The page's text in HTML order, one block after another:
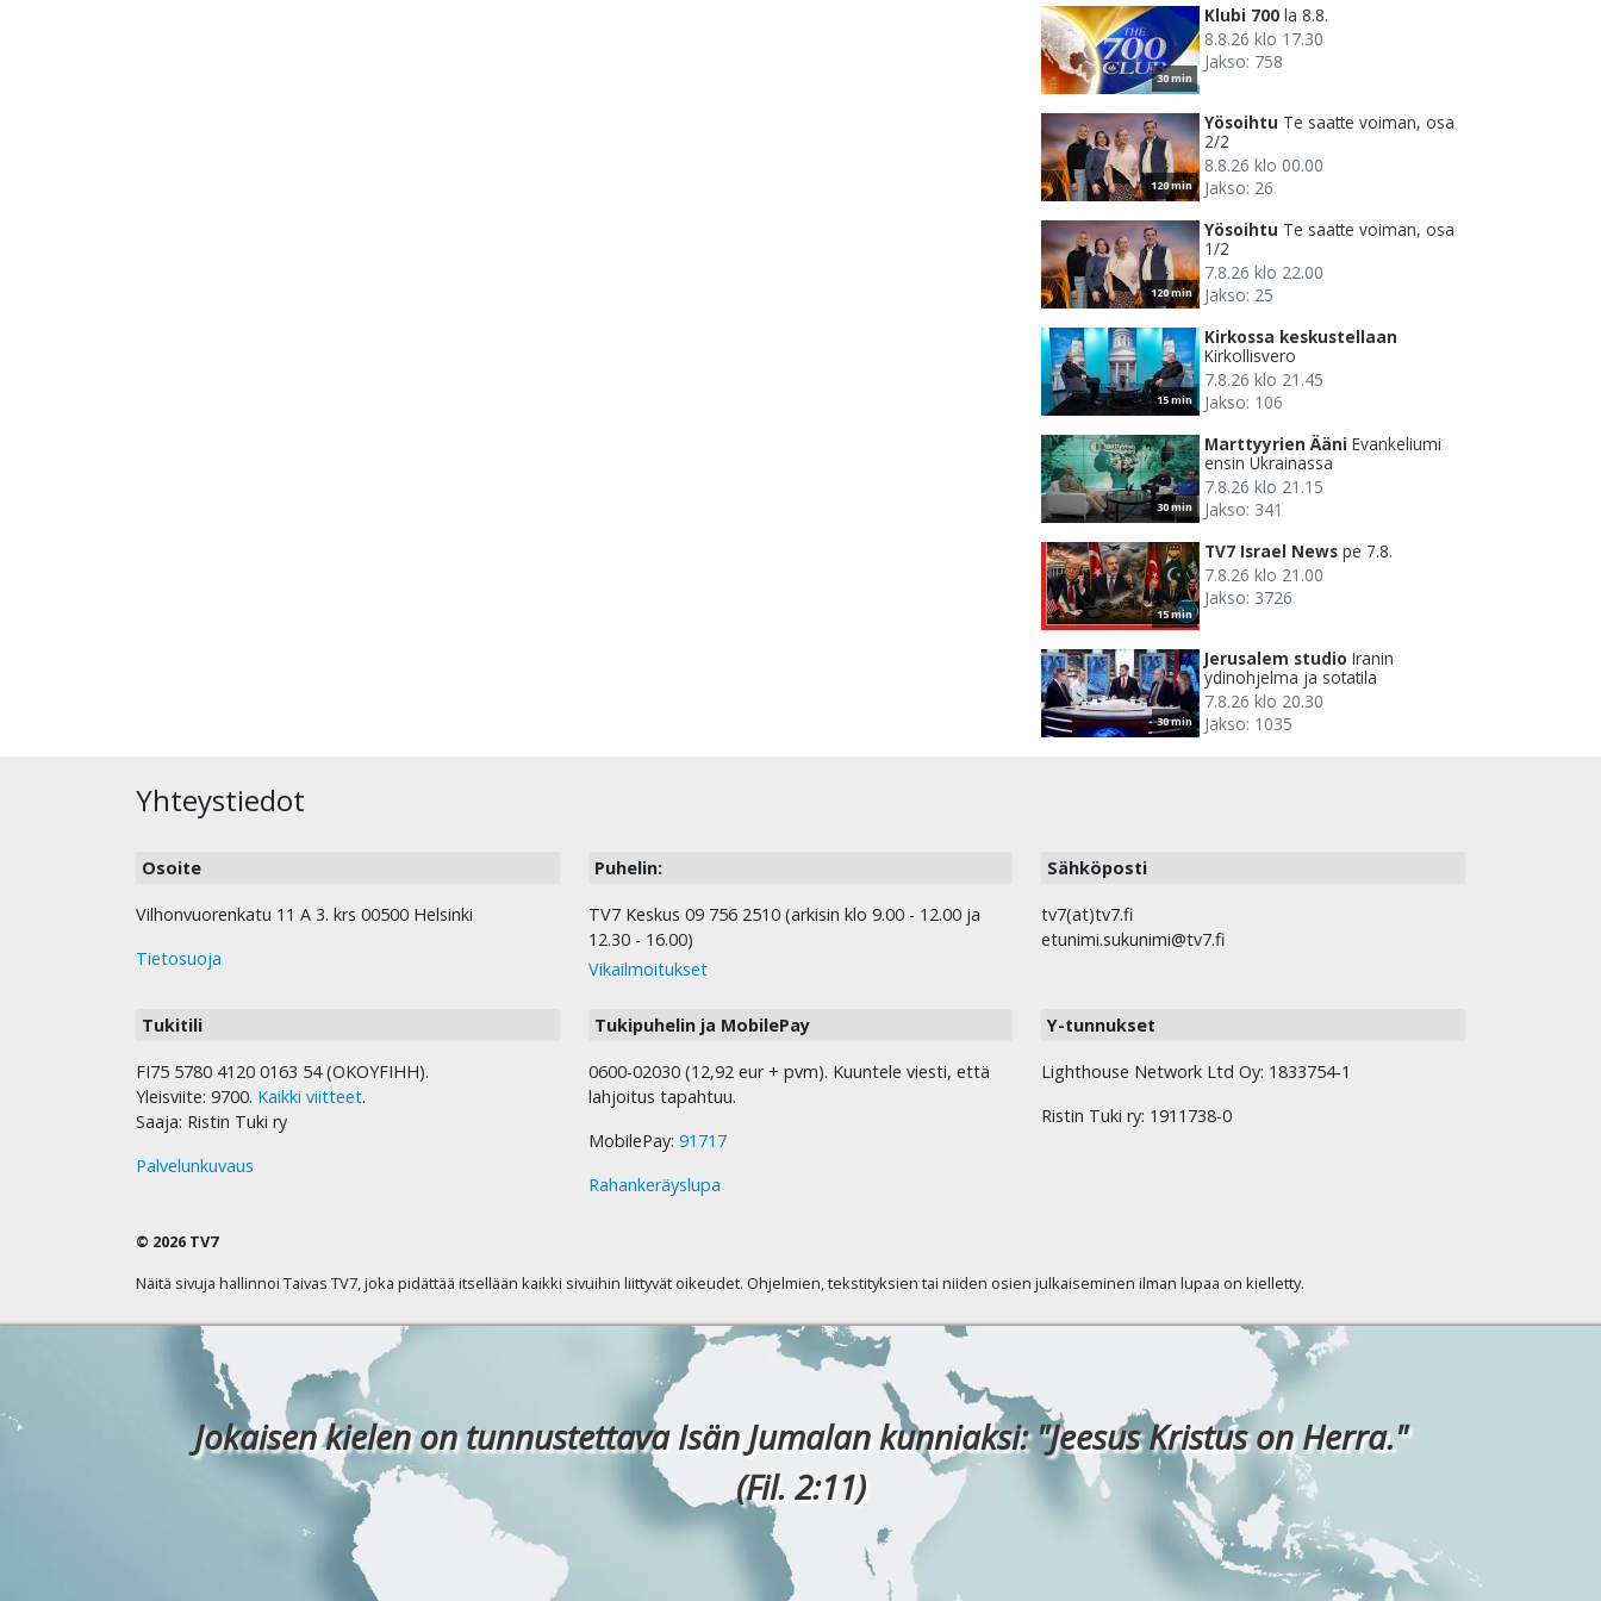
30 min
Klubi 700 la 8.8.
8.8.26 klo 17.30
Jakso: 758
120 min
Yösoihtu Te saatte voiman, osa
2/2
8.8.26 klo 00.00
Jakso: 26
120 min
Yösoihtu Te saatte voiman, osa
1/2
7.8.26 klo 22.00
Jakso: 25
15 min
Kirkossa keskustellaan
Kirkollisvero
7.8.26 klo 21.45
Jakso: 106
30 min
Marttyyrien Ääni Evankeliumi
ensin Ukrainassa
7.8.26 klo 21.15
Jakso: 341
15 min
TV7 Israel News pe 7.8.
7.8.26 klo 21.00
Jakso: 3726
30 min
Jerusalem studio Iranin
ydinohjelma ja sotatila
7.8.26 klo 20.30
Jakso: 1035
Yhteystiedot
Osoite
Vilhonvuorenkatu 11 A 3. krs 00500 Helsinki
Tietosuoja
Puhelin:
TV7 Keskus 09 756 2510 (arkisin klo 9.00 - 12.00 ja
12.30 - 16.00)
Vikailmoitukset
Sähköposti
tv7(at)tv7.fi
etunimi.sukunimi@tv7.fi
Tukitili
FI75 5780 4120 0163 54 (OKOYFIHH).
Yleisviite: 9700. Kaikki viitteet.
Saaja: Ristin Tuki ry
Palvelunkuvaus
Tukipuhelin ja MobilePay
0600-02030 (12,92 eur + pvm). Kuuntele viesti, että
lahjoitus tapahtuu.
MobilePay: 91717
Rahankeräyslupa
Y-tunnukset
Lighthouse Network Ltd Oy: 1833754-1
Ristin Tuki ry: 1911738-0
© 2026 TV7
Näitä sivuja hallinnoi Taivas TV7, joka pidättää itsellään kaikki sivuihin liittyvät oikeudet. Ohjelmien, tekstityksien tai niiden osien julkaiseminen ilman lupaa on kielletty.
Jokaisen kielen on tunnustettava Isän Jumalan kunniaksi: "Jeesus Kristus on Herra."
(Fil. 2:11)